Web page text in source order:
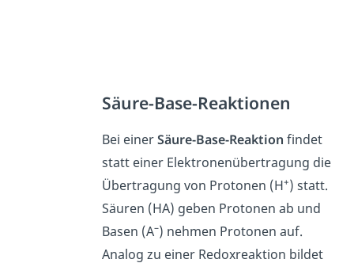
Säure-Base-Reaktionen
Bei einerSäure-Base-Reaktion findet
statt einer Elektronenübertragung die
Übertragung von Protonen (H+) statt.
Säuren (HA) geben Protonen ab und
Basen (A–) nehmen Protonen auf.
Analog zu einer Redoxreaktion bildet